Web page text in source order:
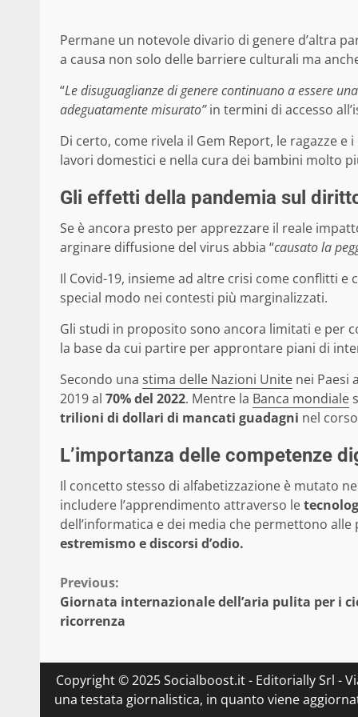
Permane un notevole divario di genere d’altra
a causa non solo delle barriere culturali ma
“Le disuguaglianze di genere continuano a essere
adeguatamente misurato”in termini di accesso
Di certo, come rivela il Gem Report, le ragazze
lavori domestici e nella cura dei bambini molto
Gli effetti della pandemia sul
Se è ancora presto per apprezzare il reale
arginare diffusione del virus abbia “causato la
Il Covid-19, insieme ad altre crisi come conflitti
special modo nei contesti più marginalizzati.
Gli studi in proposito sono ancora limitati e per
la base da cui partire per approntare piani di
Secondo una stima delle Nazioni Unite nei Paesi
2019 al 70% del 2022. Mentre la Banca mondiale
trilioni di dollari di mancati guadagni nel
L’importanza delle competenze
Il concetto stesso di alfabetizzazione è mutato
includere l’apprendimento attraverso le
dell’informatica e dei media che permettono
estremismo e discorsi d’odio.
Continue
Reading
Previous:
Giornata internazionale dell’aria pulita per i
ricorrenza
Copyright © 2025 Socialboost.it - Editorially Srl -
una testata giornalistica, in quanto viene